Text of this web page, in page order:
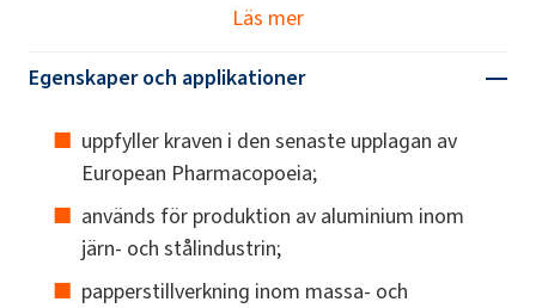
Läs mer
Egenskaper och applikationer
uppfyller kraven i den senaste upplagan av
European Pharmacopoeia;
används för produktion av aluminium inom
järn- och stålindustrin;
papperstillverkning inom massa- och